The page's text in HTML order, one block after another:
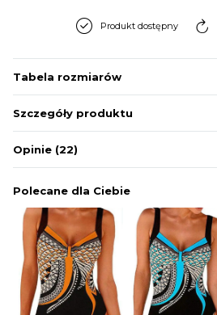
SWETRY
BIELIZNA
Produkt dostępny
Tabela rozmiarów
Szczegóły produktu
Opinie (22)
Polecane dla Ciebie